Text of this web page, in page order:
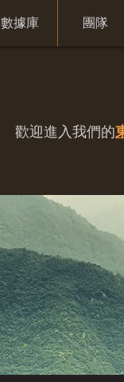
數據庫 團隊
歡迎進入我們的